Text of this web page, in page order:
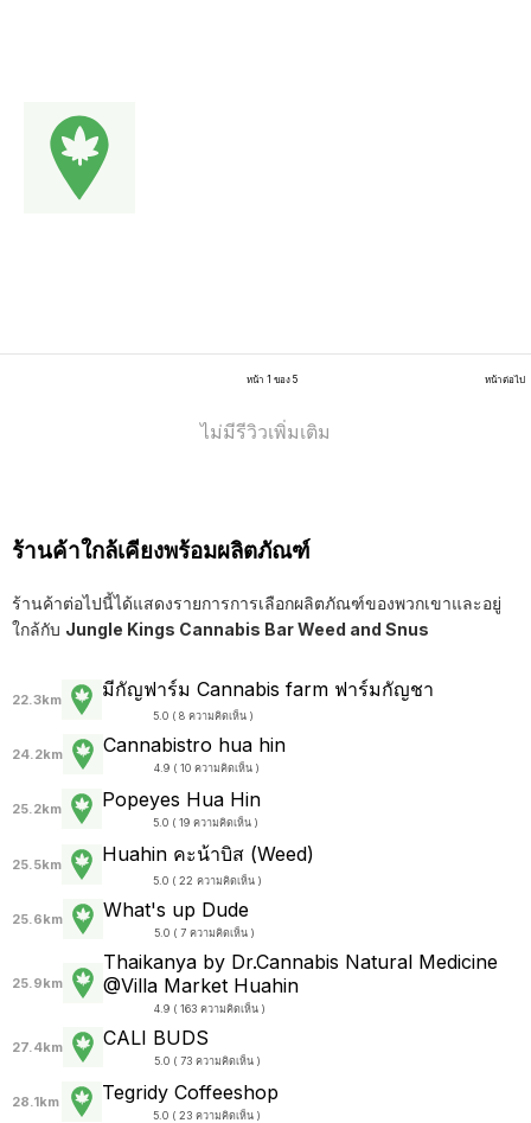
หน้า 1 ของ 5 หน้าต่อไป
ไม่มีรีวิวเพิ่มเติม
ร้านค้าใกล้เคียงพร้อมผลิตภัณฑ์
ร้านค้าต่อไปนี้ได้แสดงรายการการเลือกผลิตภัณฑ์ของพวกเขาและอยู่
ใกล้กับ Jungle Kings Cannabis Bar Weed and Snus
22.3km มีกัญฟาร์ม Cannabis farm ฟาร์มกัญชา
5.0 ( 8 ความคิดเห็น )
24.2km Cannabistro hua hin
4.9 ( 10 ความคิดเห็น )
25.2km Popeyes Hua Hin
5.0 ( 19 ความคิดเห็น )
25.5km Huahin คะน้าบิส (Weed)
5.0 ( 22 ความคิดเห็น )
25.6km What's up Dude
5.0 ( 7 ความคิดเห็น )
25.9km
Thaikanya by Dr.Cannabis Natural Medicine
@Villa Market Huahin
4.9 ( 163 ความคิดเห็น )
27.4km CALI BUDS
5.0 ( 73 ความคิดเห็น )
28.1km Tegridy Coffeeshop
5.0 ( 23 ความคิดเห็น )